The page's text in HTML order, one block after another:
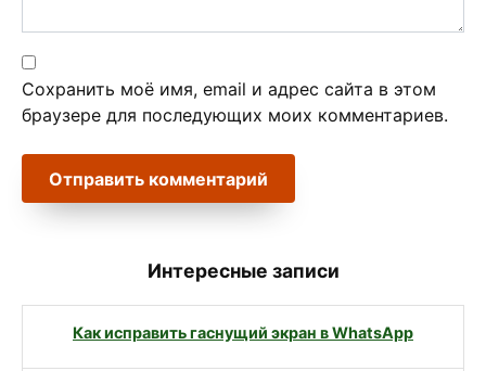
Сохранить моё имя, email и адрес сайта в этом
браузере для последующих моих комментариев.
Интересные записи
Как исправить гаснущий экран в WhatsApp